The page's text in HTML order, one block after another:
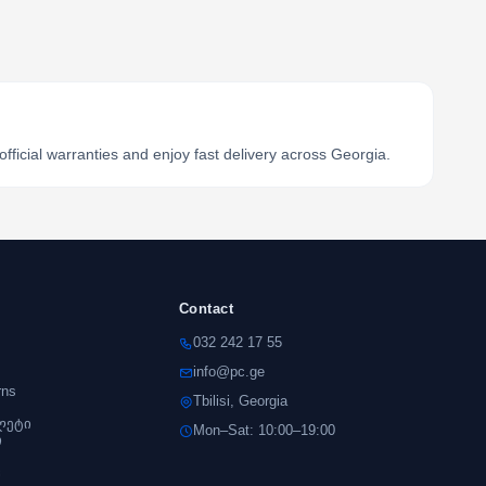
warranties and enjoy fast delivery across Georgia.
Contact
032 242 17 55
info@pc.ge
Tbilisi, Georgia
Mon–Sat: 10:00–19:00